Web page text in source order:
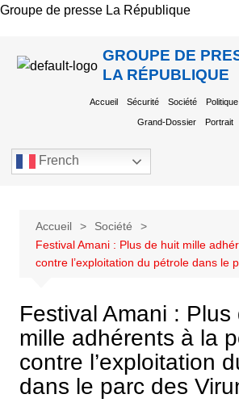
Groupe de presse La République
GROUPE DE
LA RÉPUBLIQUE
Accueil Sécurité Société Politique
Grand-Dossier Portrait
French
Accueil
Société
Festival Amani : Plus de huit mille
contre l’exploitation du pétrole dans le
Festival Amani : Plus
mille adhérents à la
contre l’exploitation
dans le parc des